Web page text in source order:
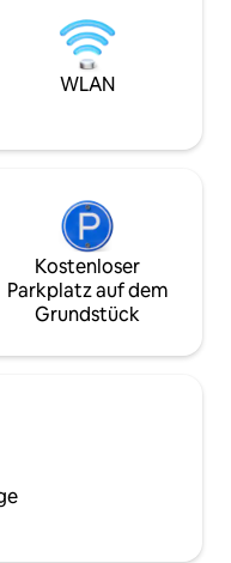
und
Paare oder
Romantischer
des Sunday
Abenteuer in
WLAN
Kostenloser
Parkplatz auf dem
Grundstück